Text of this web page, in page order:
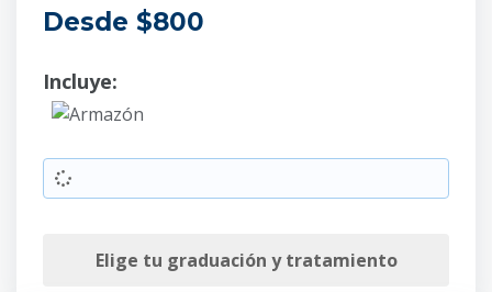
Desde $800
Incluye:
Armazón
Elige tu graduación y tratamiento